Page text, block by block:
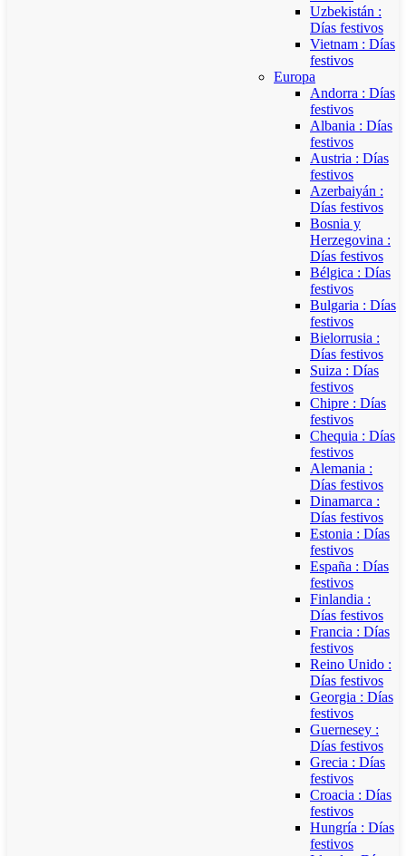
Uzbekistán :
Días festivos
Vietnam : Días
festivos
Europa
Andorra : Días
festivos
Albania : Días
festivos
Austria : Días
festivos
Azerbaiyán :
Días festivos
Bosnia y
Herzegovina :
Días festivos
Bélgica : Días
festivos
Bulgaria : Días
festivos
Bielorrusia :
Días festivos
Suiza : Días
festivos
Chipre : Días
festivos
Chequia : Días
festivos
Alemania :
Días festivos
Dinamarca :
Días festivos
Estonia : Días
festivos
España : Días
festivos
Finlandia :
Días festivos
Francia : Días
festivos
Reino Unido :
Días festivos
Georgia : Días
festivos
Guernesey :
Días festivos
Grecia : Días
festivos
Croacia : Días
festivos
Hungría : Días
festivos